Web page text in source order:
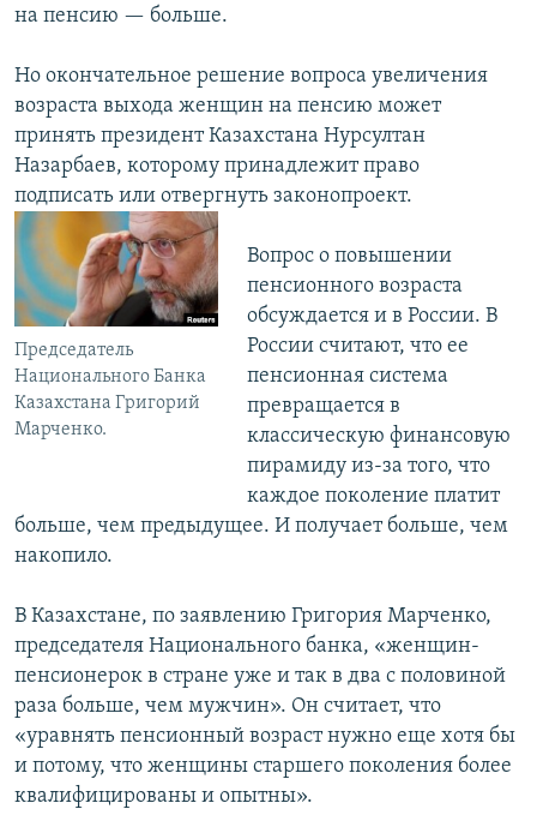
на пенсию — больше.
Но окончательное решение вопроса увеличения
возраста выхода женщин на пенсию может
принять президент Казахстана Нурсултан
Назарбаев, которому принадлежит право
подписать или отвергнуть законопроект.
Председатель
Национального Банка
Казахстана Григорий
Марченко.
Вопрос о повышении
пенсионного возраста
обсуждается и в России. В
России считают, что ее
пенсионная система
превращается в
классическую финансовую
пирамиду из-за того, что
каждое поколение платит
больше, чем предыдущее. И получает больше, чем
накопило.
В Казахстане, по заявлению Григория Марченко,
председателя Национального банка, «женщин-
пенсионерок в стране уже и так в два с половиной
раза больше, чем мужчин». Он считает, что
«уравнять пенсионный возраст нужно еще хотя бы
и потому, что женщины старшего поколения более
квалифицированы и опытны».